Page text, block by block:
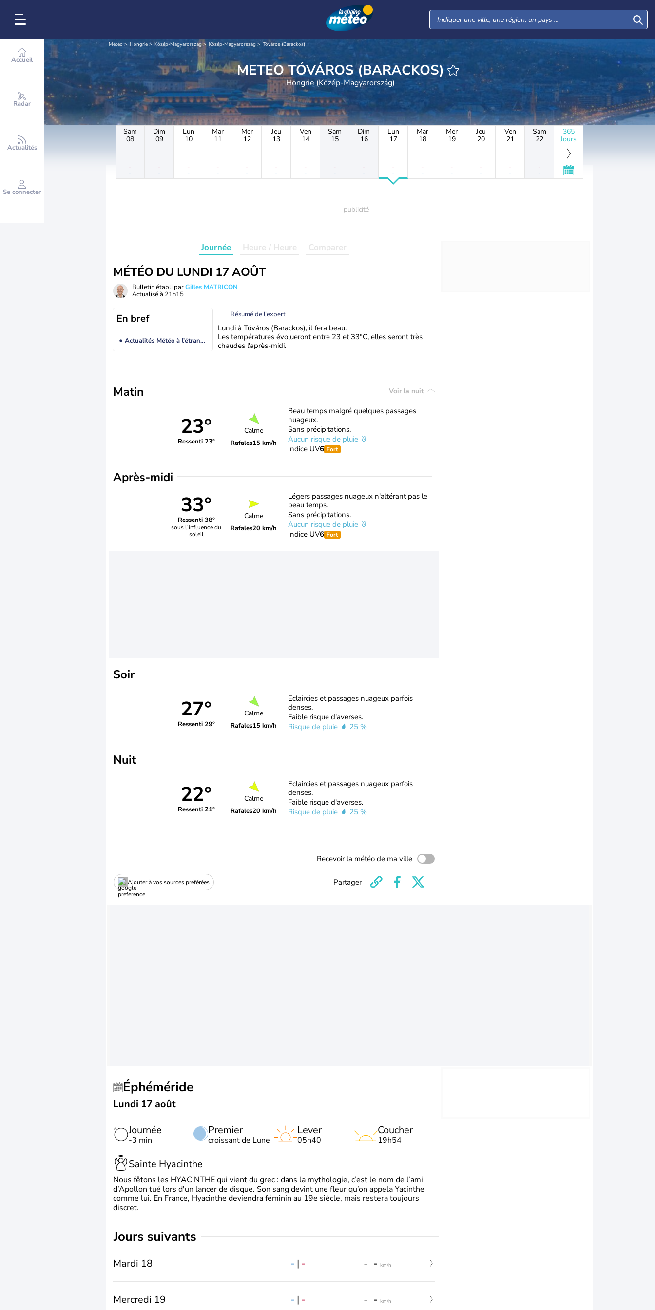
Accueil
Radar
Actualités
Se connecter
Météo Hongrie Közép-Magyarország Közép-Magyarország Tóváros (Barackos)
METEO TÓVÁROS (BARACKOS)
Hongrie (Közép-Magyarország)
Sam
08
-
-
Dim
09
-
-
Lun
10
-
-
Mar
11
-
-
Mer
12
-
-
Jeu
13
-
-
Ven
14
-
-
Sam
15
-
-
Dim
16
-
-
Lun
17
-
-
Mar
18
-
-
Mer
19
-
-
Jeu
20
-
-
Ven
21
-
-
Sam
22
-
-
365
Jours
Journée Heure / Heure Comparer
MÉTÉO DU LUNDI 17 AOÛT
Bulletin établi parGilles MATRICON
Actualisé à 21h15
En bref
Actualités Météo à l'étranger
Résumé de l’expert
Lundi à Tóváros (Barackos), il fera beau.
Les températures évolueront entre 23 et 33°C, elles seront très
chaudes l'après-midi.
Matin Voir la nuit
23°
Ressenti 23°
Calme
Rafales15 km/h
Beau temps malgré quelques passages
nuageux.
Sans précipitations.
Aucun risque de pluie
Indice UV6 Fort
Après-midi
33°
Ressenti 38°
sous l’influence du
soleil
Calme
Rafales20 km/h
Légers passages nuageux n'altérant pas le
beau temps.
Sans précipitations.
Aucun risque de pluie
Indice UV6 Fort
Soir
27°
Ressenti 29°
Calme
Rafales15 km/h
Eclaircies et passages nuageux parfois
denses.
Faible risque d'averses.
Risque de pluie
25 %
Nuit
22°
Ressenti 21°
Calme
Rafales20 km/h
Eclaircies et passages nuageux parfois
denses.
Faible risque d'averses.
Risque de pluie
25 %
Recevoir la météo de ma ville
Ajouter à vos sources préférées Partager
Éphéméride
Lundi 17 août
Journée
-3 min
Premier
croissant de Lune
Lever
05h40
Coucher
19h54
Sainte Hyacinthe
Nous fêtons les HYACINTHE qui vient du grec : dans la mythologie, c’est le nom de l’ami
d’Apollon tué lors d'un lancer de disque. Son sang devint une fleur qu’on appela Yacinthe
comme lui. En France, Hyacinthe deviendra féminin au 19e siècle, mais restera toujours
discret.
jours suivants
Mardi 18 - | - - - km/h
Mercredi 19 - | - - - km/h